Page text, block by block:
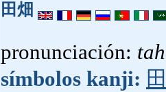
田畑
pronunciación:
símbolos kanji: